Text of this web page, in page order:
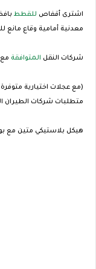
اشترى أقفاصللقطط
معدنية أمامية وقاع مانع
شركات النقلالمتوافقةمع IATA مناسبة للسفر عن طريق الجو أو البر أو البحر
متطلبات شركات الطيران
هيكل بلاستيكي متين مع